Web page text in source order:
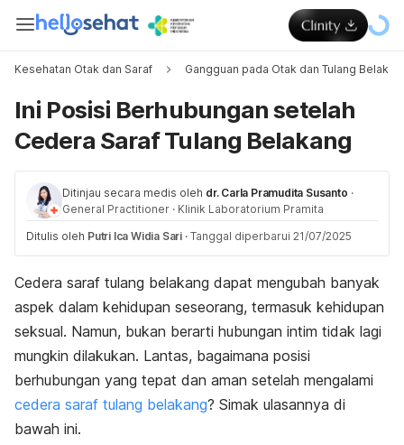
Kesehatan Otak dan Saraf Gangguan pada Otak dan Tulang
Ini Posisi Berhubungan setelah
Cedera Saraf Tulang Belakang
Ditinjau secara medis oleh dr. Carla Pramudita Susanto ·
General Practitioner · Klinik Laboratorium Pramita
Ditulis oleh Putri Ica Widia Sari · Tanggal diperbarui 21/07/2025
Cedera saraf tulang belakang dapat mengubah banyak
aspek dalam kehidupan seseorang, termasuk kehidupan
seksual. Namun, bukan berarti hubungan intim tidak lagi
mungkin dilakukan. Lantas, bagaimana posisi
berhubungan yang tepat dan aman setelah mengalami
cedera saraf tulang belakang? Simak ulasannya di
bawah ini.